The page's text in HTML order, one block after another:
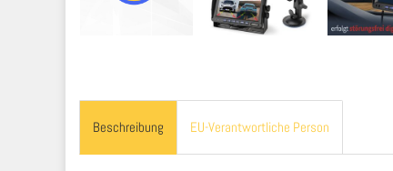
Beschreibung EU-Verantwortliche Person